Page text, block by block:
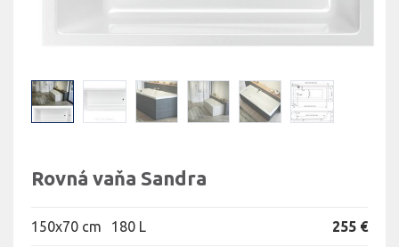
Rovná vaňa Sandra
150x70 cm 180 L 255 €